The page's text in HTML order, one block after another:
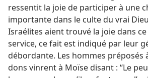
ressentit la joie de participer à une
importante dans le culte du vrai
Israélites aient trouvé la joie dans
service, ce fait est indiqué par leur
débordante. Les hommes préposés
dons vinrent à Moïse disant : “Le